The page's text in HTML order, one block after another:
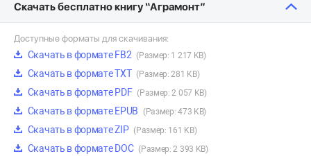
Скачать бесплатно книгу “Аграмонт”
Доступные форматы для скачивания:
Скачать в формате FB2 (Размер: 1 217 KB)
Скачать в формате TXT (Размер: 281 KB)
Скачать в формате PDF (Размер: 2 057 KB)
Скачать в формате EPUB (Размер: 473 KB)
Скачать в формате ZIP (Размер: 161 KB)
Скачать в формате DOC (Размер: 2 393 KB)